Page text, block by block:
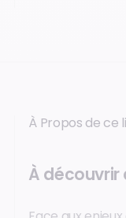
À Propos de ce
À